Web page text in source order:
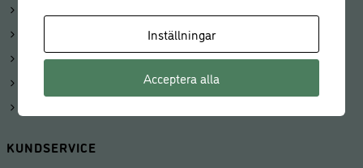
Beställningar
KUNDSERVICE
Inställningar
Acceptera alla